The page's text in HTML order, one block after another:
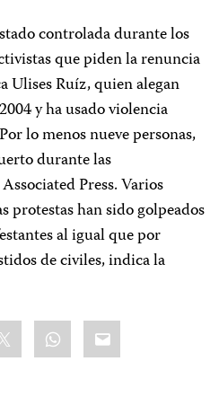
controlada durante los
que piden la renuncia
Ulises Ruíz, quien alegan
y ha usado violencia
lo menos nueve personas,
durante las
Press. Varios
protestas han sido golpeados
al igual que por
de civiles, indica la
WhatsApp
Email